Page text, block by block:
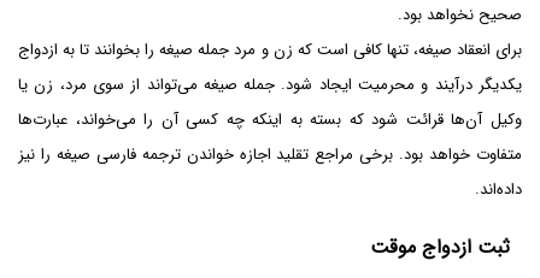
صحیح نخواهد بود.
برای انعقاد صیغه، تنها کافی است که زن و مرد جمله صیغه را بخوانند تا به ازدواج
یکدیگر درآیند و محرمیت ایجاد شود. جمله صیغه می‌تواند از سوی مرد، زن یا
وکیل آن‌ها قرائت شود که بسته به اینکه چه کسی آن را می‌خواند، عبارت‌ها
متفاوت خواهد بود. برخی مراجع تقلید اجازه خواندن ترجمه فارسی صیغه را نیز
داده‌اند.
ثبت ازدواج موقت